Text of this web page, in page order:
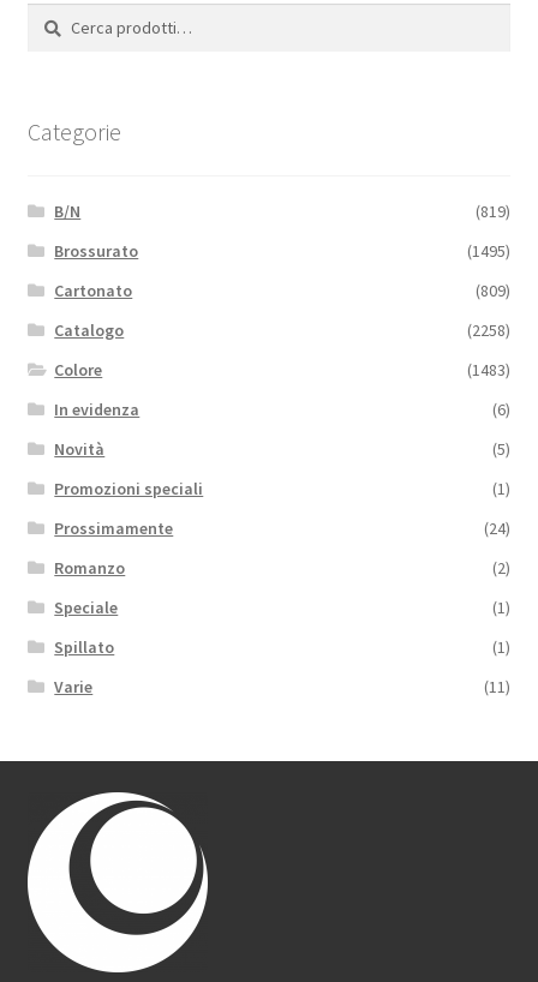
Cerca:
Cerca
Categorie
B/N
(819)
Brossurato
(1495)
Cartonato
(809)
Catalogo
(2258)
Colore
(1483)
In evidenza
(6)
Novità
(5)
Promozioni speciali
(1)
Prossimamente
(24)
Romanzo
(2)
Speciale
(1)
Spillato
(1)
Varie
(11)